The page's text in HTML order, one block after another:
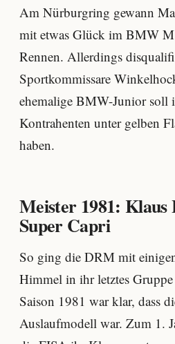
Am Nürburgring gewann
mit etwas Glück im BMW
Rennen. Allerdings
Sportkommissare
ehemalige BMW-Junior soll
Kontrahenten unter gelben
haben.
Meister 1981:
Super Capri
So ging die DRM mit
Himmel in ihr letztes
Saison 1981 war klar, dass
Auslaufmodell war. Zum 1.